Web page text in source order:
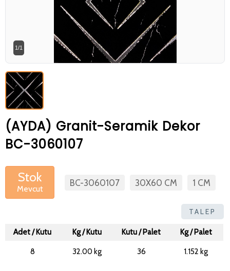
1/1
(AYDA) Granit-Seramik Dekor
BC-3060107
Stok
Mevcut
BC-3060107 30X60 CM 1 CM
TALEP
Adet / Kutu Kg / Kutu Kutu / Palet Kg / Palet
8 32.00 kg 36 1.152 kg